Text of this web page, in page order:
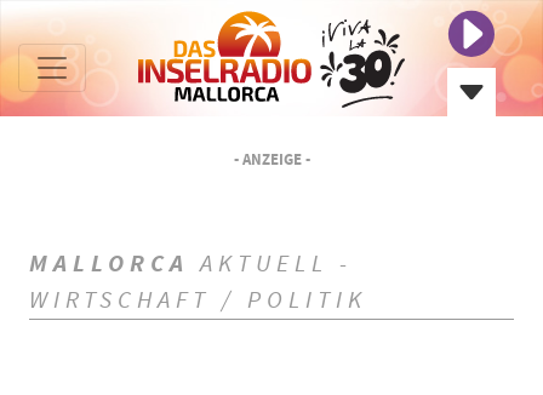
- ANZEIGE -
MALLORCA AKTUELL -
WIRTSCHAFT / POLITIK